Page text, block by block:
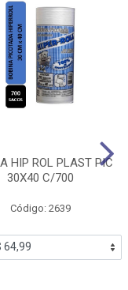
HIP ROL PLAST PIC
30X40 C/700
Código: 2639